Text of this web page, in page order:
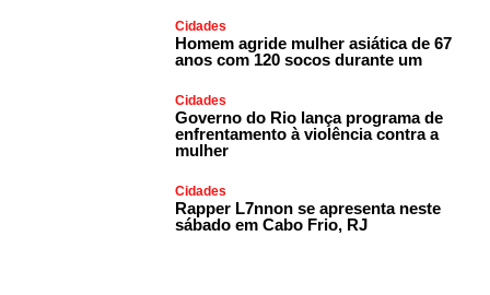
Cidades
Homem agride mulher asiática de 67
anos com 120 socos durante um
Cidades
Governo do Rio lança programa de
enfrentamento à violência contra a
mulher
Cidades
Rapper L7nnon se apresenta neste
sábado em Cabo Frio, RJ